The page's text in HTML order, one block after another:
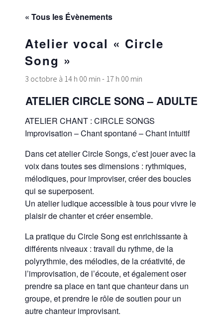
« Tous les Évènements
Atelier vocal « Circle
Song »
3 octobre à 14 h 00 min - 17 h 00 min
ATELIER CIRCLE SONG – ADULTE
ATELIER CHANT : CIRCLE SONGS
Improvisation – Chant spontané – Chant intuitif
Dans cet atelier Circle Songs, c’est jouer avec la
voix dans toutes ses dimensions : rythmiques,
mélodiques, pour improviser, créer des boucles
qui se superposent.
Un atelier ludique accessible à tous pour vivre le
plaisir de chanter et créer ensemble.
La pratique du Circle Song est enrichissante à
différents niveaux : travail du rythme, de la
polyrythmie, des mélodies, de la créativité, de
l’improvisation, de l’écoute, et également oser
prendre sa place en tant que chanteur dans un
groupe, et prendre le rôle de soutien pour un
autre chanteur improvisant.